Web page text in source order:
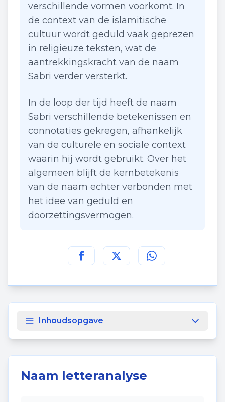
verschillende vormen voorkomt. In
de context van de islamitische
cultuur wordt geduld vaak geprezen
in religieuze teksten, wat de
aantrekkingskracht van de naam
Sabri verder versterkt.
In de loop der tijd heeft de naam
Sabri verschillende betekenissen en
connotaties gekregen, afhankelijk
van de culturele en sociale context
waarin hij wordt gebruikt. Over het
algemeen blijft de kernbetekenis
van de naam echter verbonden met
het idee van geduld en
doorzettingsvermogen.
Deel deze pagina op
Deel deze pagina op
Deel deze pagina
Inhoudsopgave
Naam letteranalyse